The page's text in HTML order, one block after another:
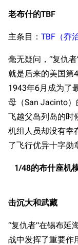
老布什的TBF
主条目： TBF（乔
毫无疑问，“复仇
就是后来的美国第
1943年6月成为了
母（San Jacinto）
飞越父岛列岛的时
机组人员却没有幸
了飞行优异十字勋
1/48的布什座机
击沉大和武藏
“复仇者”在锡布延
战中发挥了重要作